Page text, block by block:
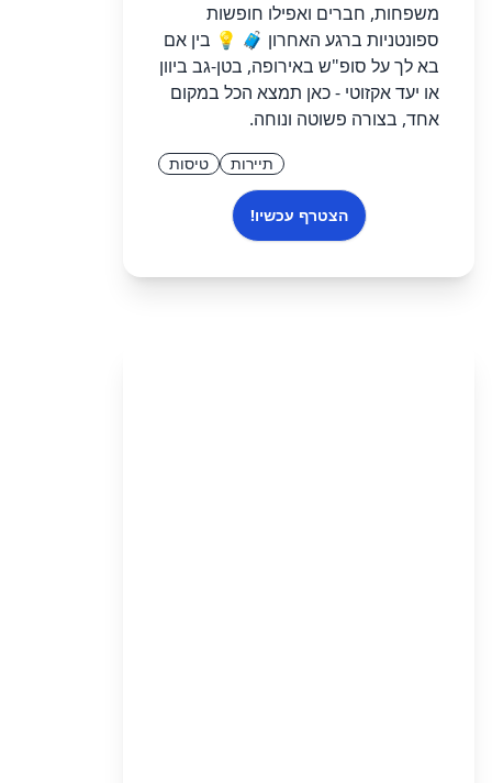
משפחות, חברים ואפילו חופשות
ספונטניות ברגע האחרון 🧳 💡 בין אם
בא לך על סופ"ש באירופה, בטן-גב ביוון
או יעד אקזוטי - כאן תמצא הכל במקום
אחד, בצורה פשוטה ונוחה.
תיירות טיסות
הצטרף עכשיו!